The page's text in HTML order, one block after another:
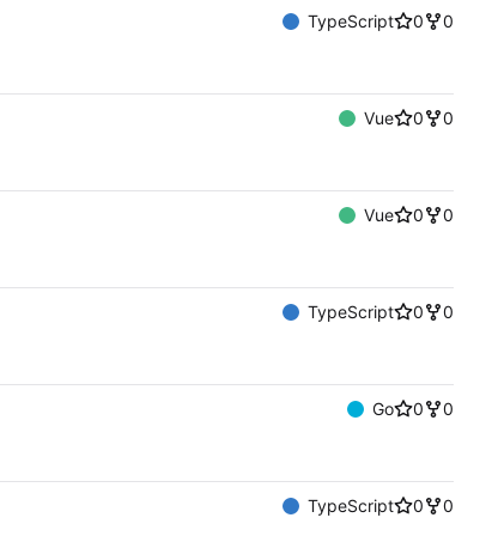
TypeScript 0
0
Vue 0
0
Vue 0
0
TypeScript 0
0
Go 0
0
TypeScript 0
0